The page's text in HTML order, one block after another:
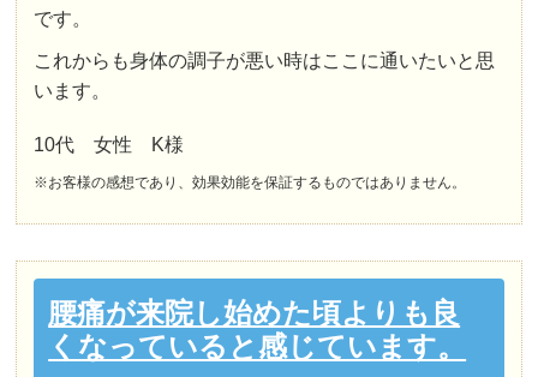
です。
これからも身体の調子が悪い時はここに通いたいと思
います。
10代 女性 K様
※お客様の感想であり、効果効能を保証するものではありません。
腰痛が来院し始めた頃よりも良
くなっていると感じています。